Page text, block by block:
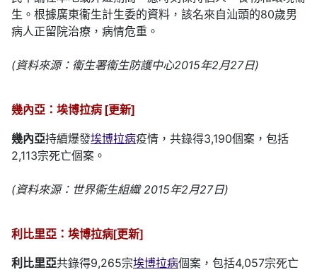
生。根據廣東衞生計生委的資料，該名來自汕頭的80歲男
病人正留院治療，病情危重。
(資料來源：衞生署衞生防護中心2015年2月27日)
幾內亞：埃博拉病 [更新]
幾內亞持續爆發埃博拉病疫情，共錄得3,190個案，包括
2,113宗死亡個案。
(資料來源：世界衞生組織 2015年2月27日)
利比里亞：埃博拉病[更新]
利比里亞共錄得9,265宗埃博拉病個案，包括4,057宗死亡